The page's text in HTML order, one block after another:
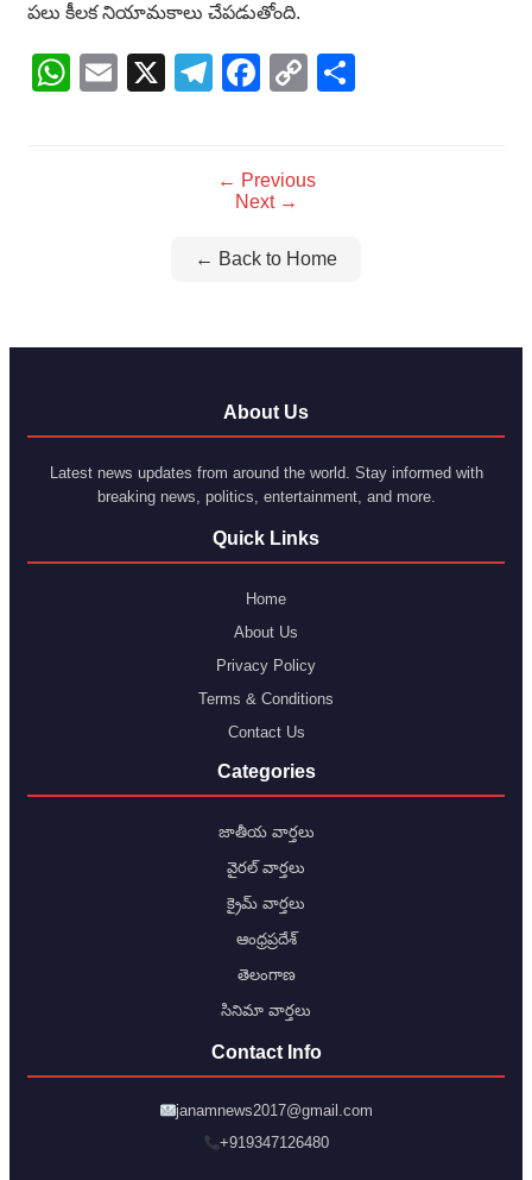
పలు కీలక నియామకాలు చేపడుతోంది.
WhatsApp
Email
X Telegram
Facebook
Copy
← Previous
Next →
← Back to Home
About Us
Latest news updates from around the world. Stay informed with
breaking news, politics, entertainment, and more.
Quick Links
Home
About Us
Privacy Policy
Terms & Conditions
Contact Us
Categories
జాతీయ వార్తలు
వైరల్ వార్తలు
క్రైమ్ వార్తలు
ఆంధ్రప్రదేశ్
తెలంగాణ
సినిమా వార్తలు
Contact Info
janamnews2017@gmail.com
+919347126480